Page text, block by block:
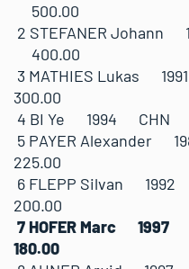
500.00
2 STEFANER
400.00
3 MATHIES
300.00
4 BI Ye 1994
5 PAYER
225.00
6 FLEPP Silvan
200.00
7 HOFER Marc
180.00